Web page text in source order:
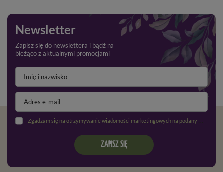
Newsletter
Zapisz się do newslettera i bądź na
bieżąco z aktualnymi promocjami
Zgadzam się na otrzymywanie wiadomości marketingowych na podany adres e-mail oraz przetwarzanie danych osobowych zgodnie z
ZAPISZ SIĘ